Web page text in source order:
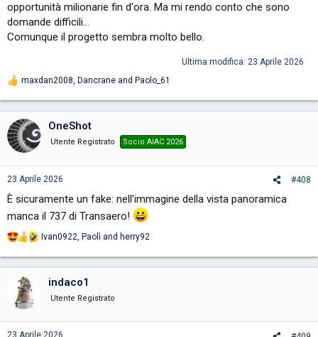
opportunità milionarie fin d'ora. Ma mi rendo conto che sono
domande difficili...
Comunque il progetto sembra molto bello.
Ultima modifica: 23 Aprile 2026
R
t
i
n
s
maxdan2008, Dancrane and Paolo_61
OneShot
Utente Registrato Socio AIAC 2026
23 Aprile 2026 #408
È sicuramente un fake: nell’immagine della vista panoramica
manca il 737 di Transaero!
R
n
s
Ivan0922 Paolì and herry92
indaco1
Utente Registrato